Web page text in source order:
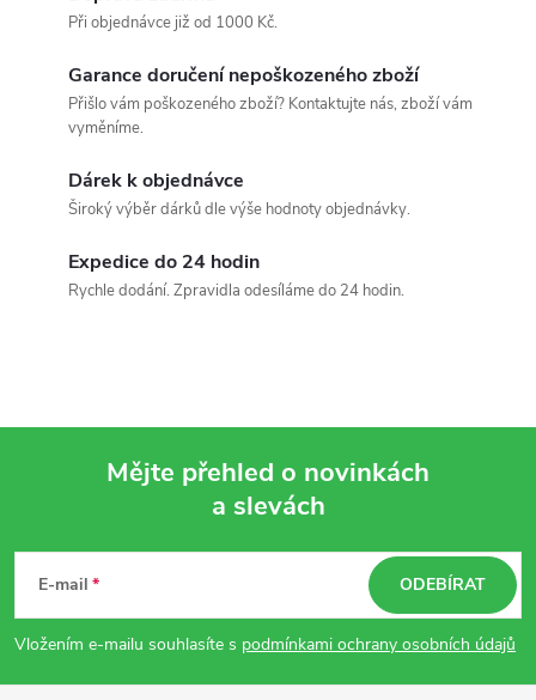
Při objednávce již od 1000 Kč.
Garance doručení nepoškozeného zboží
Přišlo vám poškozeného zboží? Kontaktujte nás, zboží vám
vyměníme.
Dárek k objednávce
Široký výběr dárků dle výše hodnoty objednávky.
Expedice do 24 hodin
Rychle dodání. Zpravidla odesíláme do 24 hodin.
p
Mějte přehled o novinkách
a slevách
E-mail
Vložením e-mailu souhlasíte s podmínkami ochrany osobních údajů
ODEBÍRAT